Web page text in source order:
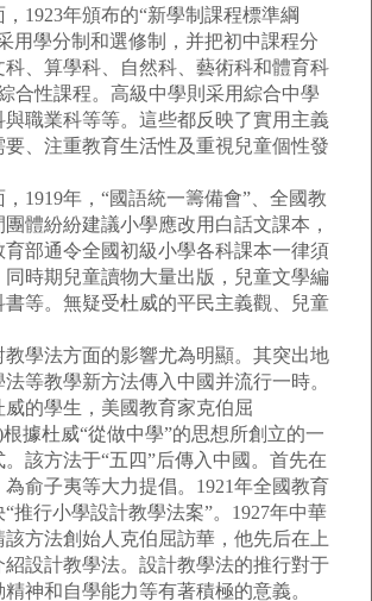
年頒布的“新學制課程標準綱
用學分制和選修制，并把初中課程分
、算學科、自然科、藝術科和體育科
合性課程。高級中學則采用綜合中學
職業科等等。這些都反映了實用主義
、注重教育生活性及重視兒童個性發
年，“國語統一籌備會”、全國教
體紛紛建議小學應改用白話文課本，
部通令全國初級小學各科課本一律須
同時期兒童讀物大量出版，兒童文學編
書等。無疑受杜威的平民主義觀、兒童
法方面的影響尤為明顯。其突出地
等教學新方法傳入中國并流行一時。
的學生，美國教育家克伯屈
根據杜威“從做中學”的思想所創立的一
該方法于“五四”后傳入中國。首先在
俞子夷等大力提倡。1921年全國教育
推行小學設計教學法案”。1927年中華
方法創始人克伯屈訪華，他先后在上
設計教學法。設計教學法的推行對于
神和自學能力等有著積極的意義。